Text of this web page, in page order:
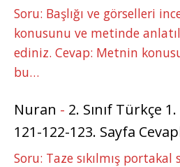
Soru: Başlığı ve görselleri
konusunu ve metinde
ediniz. Cevap: Metnin
bu…
Nuran - 2. Sınıf Türkçe
121-122-123. Sayfa
Soru: Taze sıkılmış portakal